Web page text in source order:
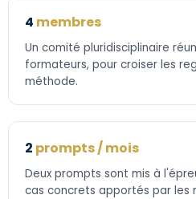
4 membres
Un comité pluridisciplinaire
formateurs, pour croiser les
méthode.
2 prompts / mois
Deux prompts sont mis à
cas concrets apportés par les